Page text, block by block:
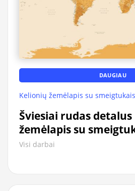
DAUGIAU
Kelionių žemėlapis su smeigtukais
Šviesiai rudas
žemėlapis su
Visi darbai